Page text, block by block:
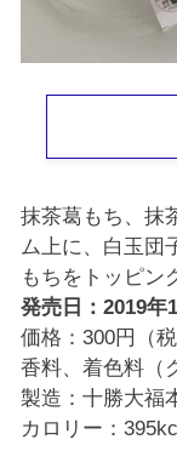
抹茶葛もち、抹
ム上に、白玉団
もちをトッピン
発売日：2019年
価格：300円（税
香料、着色料（
製造：十勝大福
カロリー：